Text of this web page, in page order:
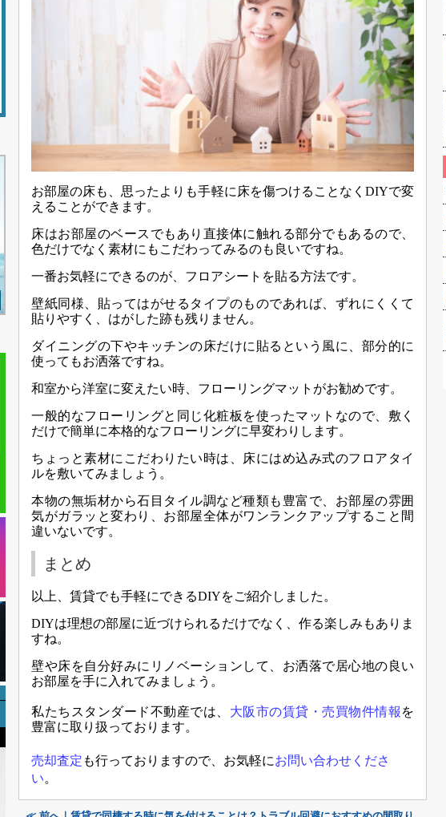
お部屋の床も、思ったよりも手軽に床を傷つけることなくDIYで変
えることができます。
床はお部屋のベースでもあり直接体に触れる部分でもあるので、
色だけでなく素材にもこだわってみるのも良いですね。
一番お気軽にできるのが、 フロアシートを貼る方法です。
壁紙同様、貼ってはがせるタイプのものであれば、ずれにくくて
貼りやすく、はがした跡も残りません。
ダイニングの下やキッチンの床だけに貼るという風に、部分的に
使ってもお洒落ですね。
和室から洋室に変えたい時、 フローリングマットがお勧めです。
一般的なフローリングと同じ化粧板を使ったマットなので、敷く
だけで簡単に本格的なフローリングに早変わりします。
ちょっと素材にこだわりたい時は、床にはめ込み式のフロアタイ
ルを敷いてみましょう。
本物の無垢材から石目タイル調など種類も豊富で、お部屋の雰囲
気がガラッと変わり、お部屋全体がワンランクアップすること間
違いないです。
まとめ
以上、賃貸でも手軽にできるDIYをご紹介しました。
DIYは理想の部屋に近づけられるだけでなく、作る楽しみもありま
すね。
壁や床を自分好みにリノベーションして、お洒落で居心地の良い
お部屋を手に入れてみましょう。
私たちスタンダード不動産では、 大阪市の賃貸・売買物件情報 を
豊富に取り扱っております。
売却査定 も行っておりますので、お気軽にお問い合わせくださ
い。